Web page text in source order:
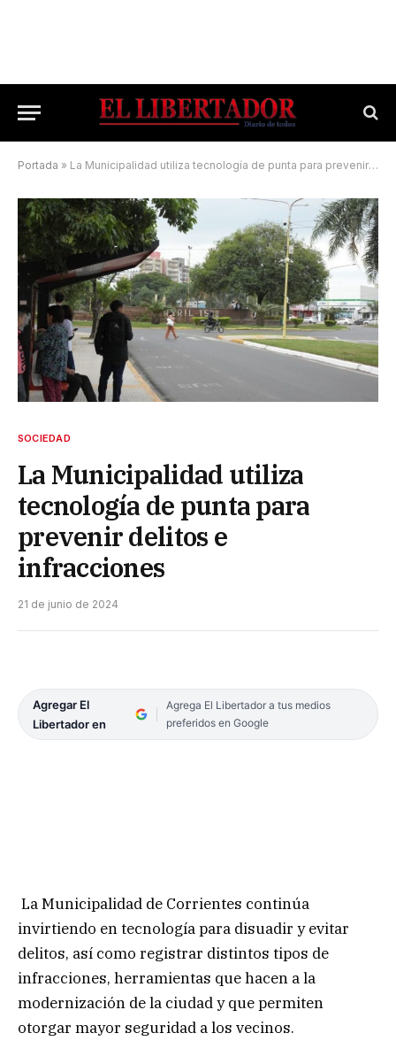
Portada » La Municipalidad utiliza tecnología de punta para prevenir delitos e infracciones
SOCIEDAD
La Municipalidad utiliza
tecnología de punta para
prevenir delitos e
infracciones
21 de junio de 2024
Agregar El
Libertador en
Agrega El Libertador a tus medios
preferidos en Google
La Municipalidad de Corrientes continúa
invirtiendo en tecnología para disuadir y evitar
delitos, así como registrar distintos tipos de
infracciones, herramientas que hacen a la
modernización de la ciudad y que permiten
otorgar mayor seguridad a los vecinos.